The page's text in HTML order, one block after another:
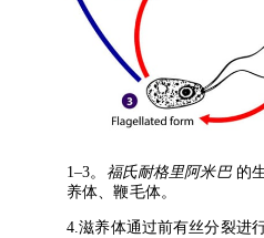
1–3。 福氏耐格里阿米巴的
养体、鞭毛体。
4.滋养体通过前有丝分裂进